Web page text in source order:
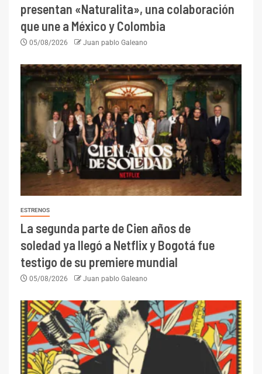
presentan «Naturalita», una colaboración
que une a México y Colombia
05/08/2026 Juan pablo Galeano
ESTRENOS
La segunda parte de Cien años de
soledad ya llegó a Netflix y Bogotá fue
testigo de su premiere mundial
05/08/2026 Juan pablo Galeano